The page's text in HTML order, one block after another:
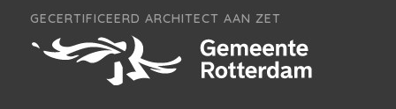
GECERTIFICEERD ARCHITECT AAN ZET